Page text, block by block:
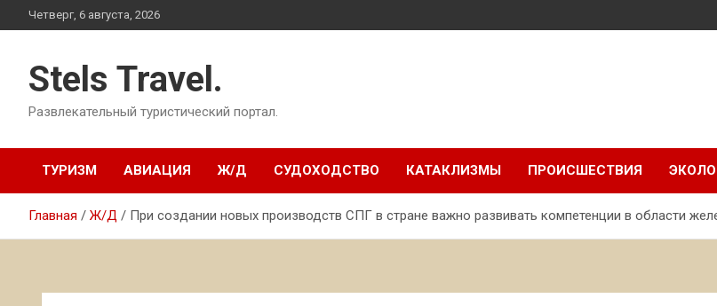
Перейти
к
Четверг, 6 августа, 2026
Stels Travel.
Развлекательный туристический портал.
ТУРИЗМ АВИАЦИЯ Ж/Д СУДОХОДСТВО КАТАКЛИЗМЫ ПРОИСШЕСТВИЯ
Главная Ж/Д При создании новых производств СПГ в стране важно развивать компетенции в области